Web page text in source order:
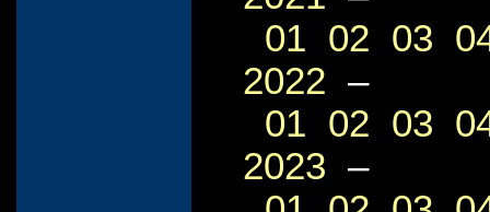
01 02 03
2022 –
01 02 03
2023 –